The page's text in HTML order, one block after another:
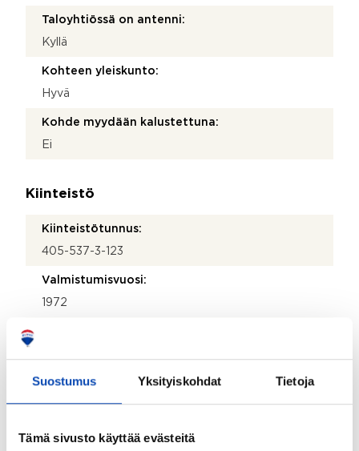
Suostumus Yksityiskohdat Tietoja
Tämä sivusto käyttää evästeitä
Taloyhtiössä on antenni:
Kyllä
Kohteen yleiskunto:
Hyvä
Kohde myydään kalustettuna:
Ei
Kiinteistö
Kiinteistötunnus:
405-537-3-123
Valmistumisvuosi:
1972
Rakennus- ja pintamateriaalit:
Puu
Kattotyyppi: